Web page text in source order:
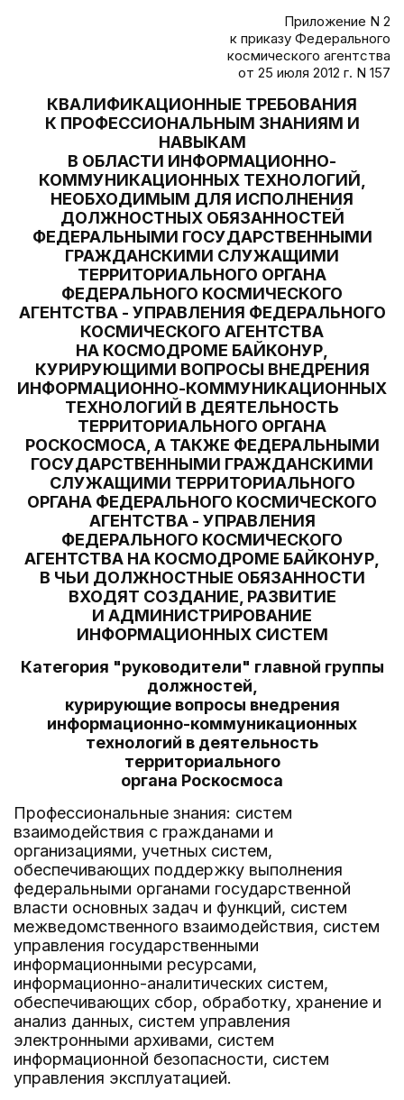
Приложение N 2
к приказу Федерального
космического агентства
от 25 июля 2012 г. N 157
КВАЛИФИКАЦИОННЫЕ ТРЕБОВАНИЯ
К ПРОФЕССИОНАЛЬНЫМ ЗНАНИЯМ И
НАВЫКАМ
В ОБЛАСТИ ИНФОРМАЦИОННО-
КОММУНИКАЦИОННЫХ ТЕХНОЛОГИЙ,
НЕОБХОДИМЫМ ДЛЯ ИСПОЛНЕНИЯ
ДОЛЖНОСТНЫХ ОБЯЗАННОСТЕЙ
ФЕДЕРАЛЬНЫМИ ГОСУДАРСТВЕННЫМИ
ГРАЖДАНСКИМИ СЛУЖАЩИМИ
ТЕРРИТОРИАЛЬНОГО ОРГАНА
ФЕДЕРАЛЬНОГО КОСМИЧЕСКОГО
АГЕНТСТВА - УПРАВЛЕНИЯ ФЕДЕРАЛЬНОГО
КОСМИЧЕСКОГО АГЕНТСТВА
НА КОСМОДРОМЕ БАЙКОНУР,
КУРИРУЮЩИМИ ВОПРОСЫ ВНЕДРЕНИЯ
ИНФОРМАЦИОННО-КОММУНИКАЦИОННЫХ
ТЕХНОЛОГИЙ В ДЕЯТЕЛЬНОСТЬ
ТЕРРИТОРИАЛЬНОГО ОРГАНА
РОСКОСМОСА, А ТАКЖЕ ФЕДЕРАЛЬНЫМИ
ГОСУДАРСТВЕННЫМИ ГРАЖДАНСКИМИ
СЛУЖАЩИМИ ТЕРРИТОРИАЛЬНОГО
ОРГАНА ФЕДЕРАЛЬНОГО КОСМИЧЕСКОГО
АГЕНТСТВА - УПРАВЛЕНИЯ
ФЕДЕРАЛЬНОГО КОСМИЧЕСКОГО
АГЕНТСТВА НА КОСМОДРОМЕ БАЙКОНУР,
В ЧЬИ ДОЛЖНОСТНЫЕ ОБЯЗАННОСТИ
ВХОДЯТ СОЗДАНИЕ, РАЗВИТИЕ
И АДМИНИСТРИРОВАНИЕ
ИНФОРМАЦИОННЫХ СИСТЕМ
Категория "руководители" главной группы
должностей,
курирующие вопросы внедрения
информационно-коммуникационных
технологий в деятельность
территориального
органа Роскосмоса
Профессиональные знания: систем
взаимодействия с гражданами и
организациями, учетных систем,
обеспечивающих поддержку выполнения
федеральными органами государственной
власти основных задач и функций, систем
межведомственного взаимодействия, систем
управления государственными
информационными ресурсами,
информационно-аналитических систем,
обеспечивающих сбор, обработку, хранение и
анализ данных, систем управления
электронными архивами, систем
информационной безопасности, систем
управления эксплуатацией.